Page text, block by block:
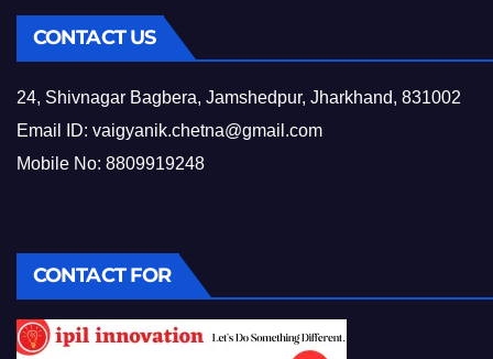
CONTACT US
24, Shivnagar Bagbera, Jamshedpur, Jharkhand, 831002
Email ID: vaigyanik.chetna@gmail.com
Mobile No: 8809919248
CONTACT FOR